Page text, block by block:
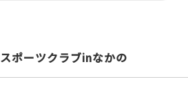
スポーツクラブinなかの